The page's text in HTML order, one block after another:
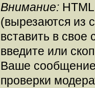
Внимание:
(вырезаются из
вставить в
введите или
Ваше
проверки